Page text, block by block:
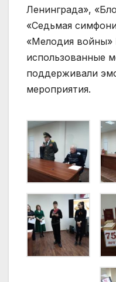
Ленинграда»,
«Седьмая
«Мелодия
использованные
поддерживали
мероприятия.